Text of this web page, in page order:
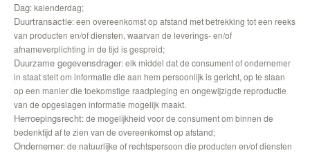
Dag: kalenderdag;
Duurtransactie: een overeenkomst op afstand met betrekking tot een reeks
van producten en/of diensten, waarvan de leverings- en/of
afnameverplichting in de tijd is gespreid;
Duurzame gegevensdrager: elk middel dat de consument of ondernemer
in staat stelt om informatie die aan hem persoonlijk is gericht, op te slaan
op een manier die toekomstige raadpleging en ongewijzigde reproductie
van de opgeslagen informatie mogelijk maakt.
Herroepingsrecht: de mogelijkheid voor de consument om binnen de
bedenktijd af te zien van de overeenkomst op afstand;
Ondernemer: de natuurlijke of rechtspersoon die producten en/of diensten